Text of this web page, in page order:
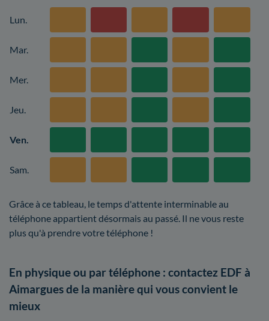
Lun.
Mar.
Mer.
Jeu.
Ven.
Sam.
Grâce à ce tableau, le temps d'attente interminable au
téléphone appartient désormais au passé. Il ne vous reste
plus qu'à prendre votre téléphone !
En physique ou par téléphone : contactez EDF à
Aimargues de la manière qui vous convient le
mieux